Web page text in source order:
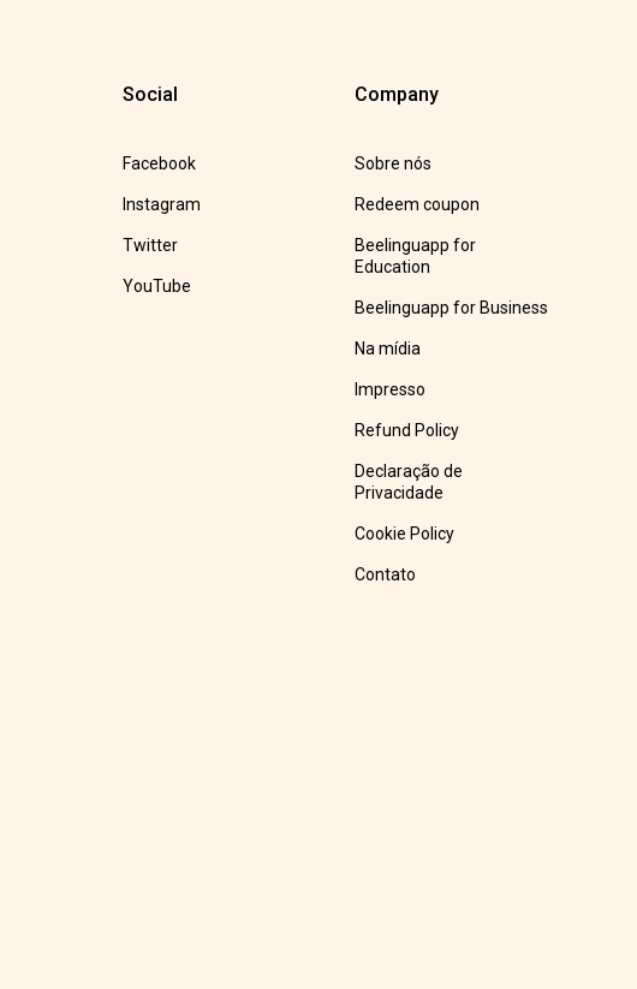
Social
Facebook
Instagram
Twitter
YouTube
Company
Sobre nós
Redeem coupon
Beelinguapp for
Education
Beelinguapp for Business
Na mídia
Impresso
Refund Policy
Declaração de
Privacidade
Cookie Policy
Contato